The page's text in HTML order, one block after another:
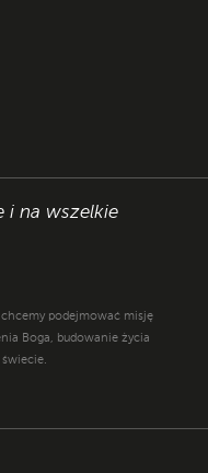
i na wszelkie
podejmować misję
Boga, budowanie życia